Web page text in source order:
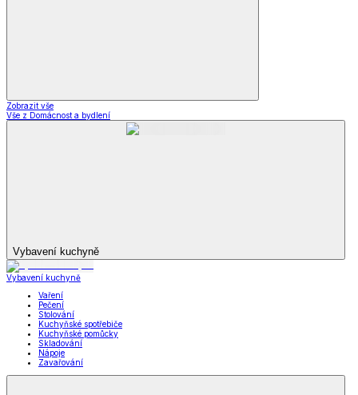
Zobrazit vše
Vše z Domácnost a bydlení
Vybavení kuchyně
Vybavení kuchyně
Vaření
Pečení
Stolování
Kuchyňské spotřebiče
Kuchyňské pomůcky
Skladování
Nápoje
Zavařování